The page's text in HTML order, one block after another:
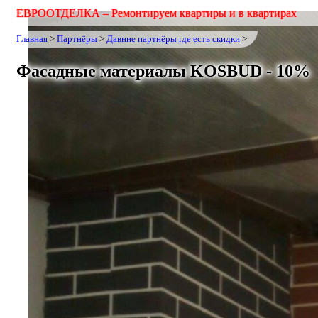
ЕВРООТДЕЛКА –Ремонтируем квартиры и в квартирах
Главная > Партнёры > Давние партнёры где есть скидки >
Фасадные материалы KOSBUD - 10%